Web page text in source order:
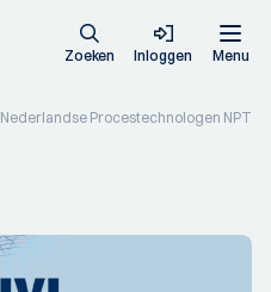
Zoeken Inloggen Menu
Nederlandse Procestechnologen NPT